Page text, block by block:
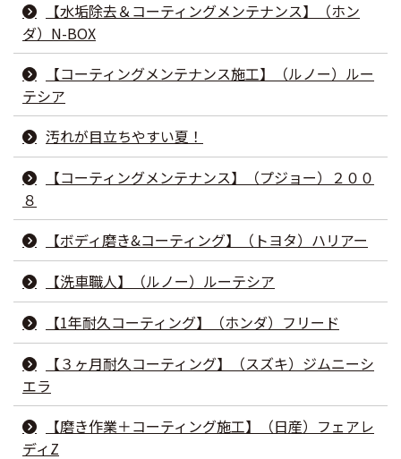
【水垢除去＆コーティングメンテナンス】（ホン
ダ）N-BOX
【コーティングメンテナンス施工】（ルノー）ルー
テシア
汚れが目立ちやすい夏！
【コーティングメンテナンス】（プジョー）２００
８
【ボディ磨き&コーティング】（トヨタ）ハリアー
【洗車職人】（ルノー）ルーテシア
【1年耐久コーティング】（ホンダ）フリード
【３ヶ月耐久コーティング】（スズキ）ジムニーシ
エラ
【磨き作業＋コーティング施工】（日産）フェアレ
ディZ